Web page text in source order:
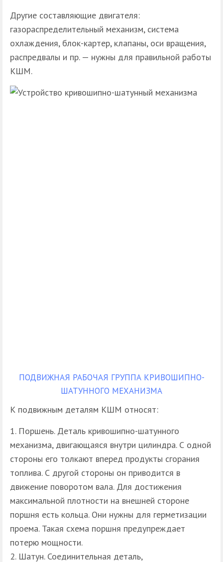
Другие составляющие двигателя:
газораспределительный механизм, система
охлаждения, блок-картер, клапаны, оси вращения,
распредвалы и пр. — нужны для правильной работы
КШМ.
ПОДВИЖНАЯ РАБОЧАЯ ГРУППА КРИВОШИПНО-
ШАТУННОГО МЕХАНИЗМА
К подвижным деталям КШМ относят:
Поршень. Деталь кривошипно-шатунного
механизма, двигающаяся внутри цилиндра. С одной
стороны его толкают вперед продукты сгорания
топлива. С другой стороны он приводится в
движение поворотом вала. Для достижения
максимальной плотности на внешней стороне
поршня есть кольца. Они нужны для герметизации
проема. Такая схема поршня предупреждает
потерю мощности.
Шатун. Соединительная деталь,